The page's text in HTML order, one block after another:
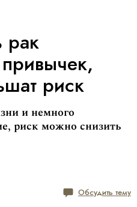
рак
риск
и немного
риск можно снизить
Обсудить тему